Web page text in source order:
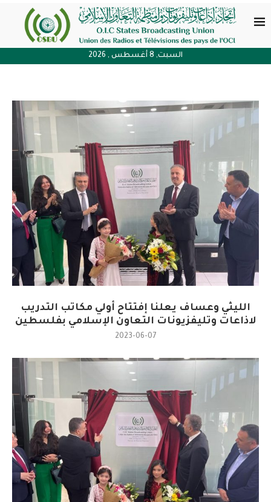
السبت, 8 أغسطس , 2026
الليثي وعساف يعلنا إفتتاح أولي مكاتب التدريب
لاذاعات وتليفزيونات التعاون الإسلامي بفلسطين
2023-06-07